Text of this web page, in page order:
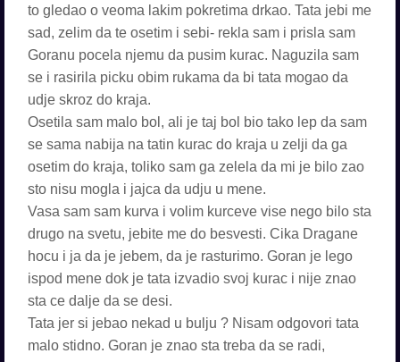
to gledao o veoma lakim pokretima drkao. Tata jebi me
sad, zelim da te osetim i sebi- rekla sam i prisla sam
Goranu pocela njemu da pusim kurac. Naguzila sam
se i rasirila picku obim rukama da bi tata mogao da
udje skroz do kraja.
Osetila sam malo bol, ali je taj bol bio tako lep da sam
se sama nabija na tatin kurac do kraja u zelji da ga
osetim do kraja, toliko sam ga zelela da mi je bilo zao
sto nisu mogla i jajca da udju u mene.
Vasa sam sam kurva i volim kurceve vise nego bilo sta
drugo na svetu, jebite me do besvesti. Cika Dragane
hocu i ja da je jebem, da je rasturimo. Goran je lego
ispod mene dok je tata izvadio svoj kurac i nije znao
sta ce dalje da se desi.
Tata jer si jebao nekad u bulju ? Nisam odgovori tata
malo stidno. Goran je znao sta treba da se radi,